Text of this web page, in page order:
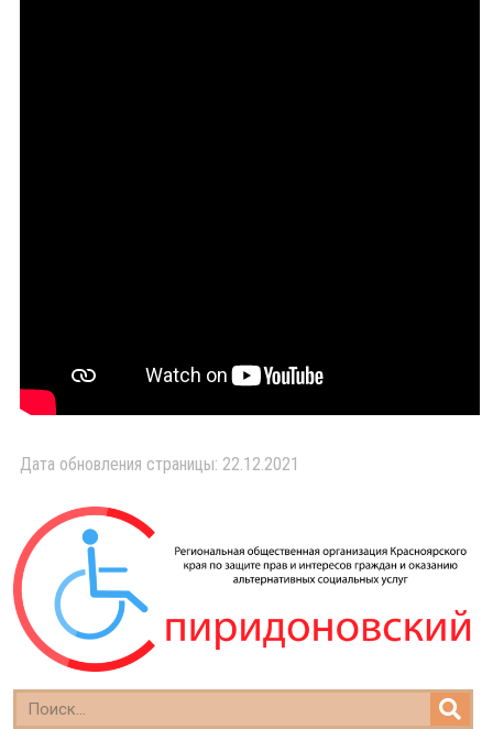
Дата обновления страницы: 22.12.2021